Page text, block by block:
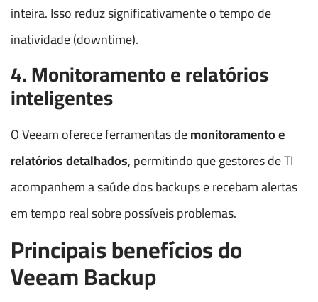
inteira. Isso reduz significativamente o tempo de
inatividade (downtime).
4. Monitoramento e relatórios
inteligentes
O Veeam oferece ferramentas demonitoramento e
relatórios detalhados, permitindo que gestores de TI
acompanhem a saúde dos backups e recebam alertas
em tempo real sobre possíveis problemas.
Principais benefícios do
Veeam Backup